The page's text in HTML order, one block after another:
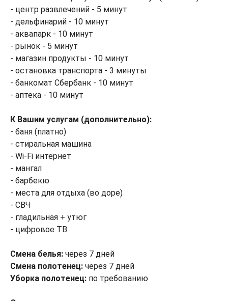
- центр развлечений - 5 минут
- дельфинарий - 10 минут
- аквапарк - 10 минут
- рынок - 5 минут
- магазин продукты - 10 минут
- остановка транспорта - 3 минуты
- банкомат Сбербанк - 10 минут
- аптека - 10 минут
К Вашим услугам (дополнительно):
- баня (платно)
- стиральная машина
- Wi-Fi интернет
- мангал
- барбекю
- места для отдыха (во доре)
- СВЧ
- гладильная + утюг
- цифровое ТВ
Смена белья: через 7 дней
Смена полотенец: через 7 дней
Уборка полотенец: по требованию